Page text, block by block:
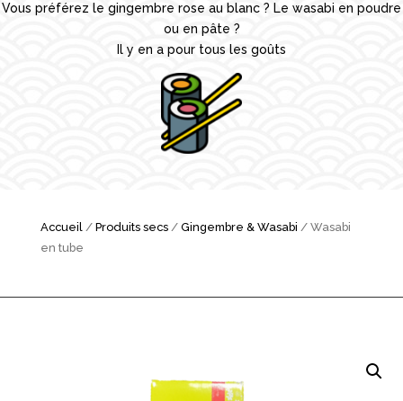
Vous préférez le gingembre rose au blanc ? Le wasabi en poudre
ou en pâte ?
Il y en a pour tous les goûts
Accueil/ Produits secs/ Gingembre & Wasabi / Wasabi
en tube